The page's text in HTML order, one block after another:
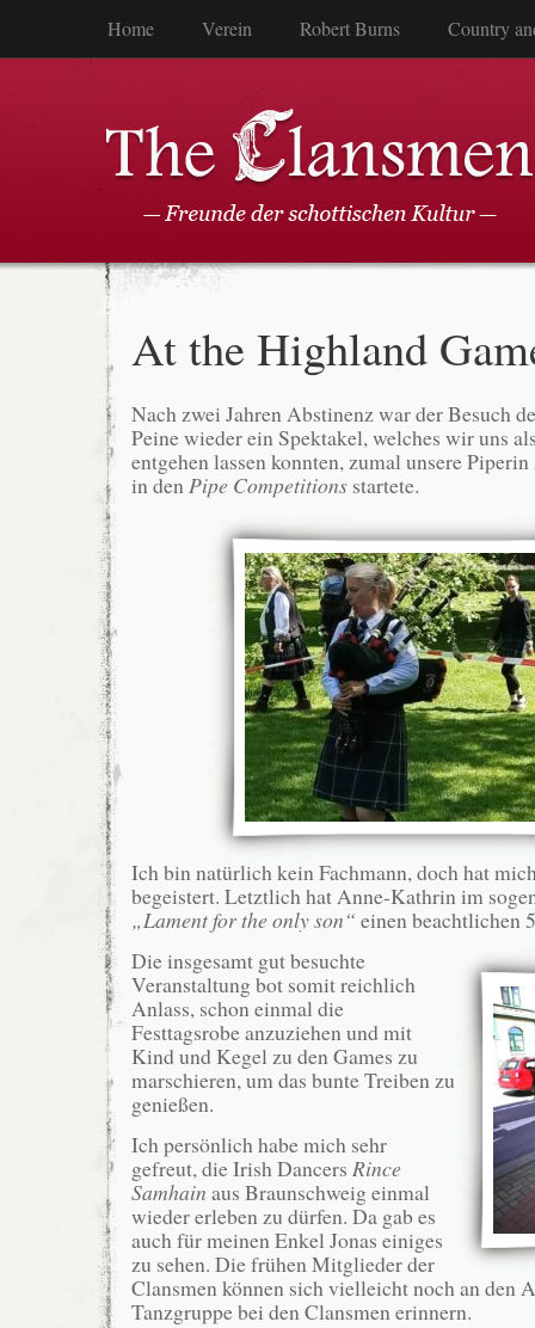
Home Verein Robert Burns Country
At the Highland
Nach zwei Jahren Abstinenz war der Besuch
Peine wieder ein Spektakel, welches wir uns
entgehen lassen konnten, zumal unsere
in denPipe Competitions startete.
Ich bin natürlich kein Fachmann, doch hat
begeistert. Letztlich hat Anne-Kathrin im
„Lament for the only son“ einen beachtlichen
Die insgesamt gut besuchte
Veranstaltung bot somit reichlich
Anlass, schon einmal die
Festtagsrobe anzuziehen und mit
Kind und Kegel zu den Games zu
marschieren, um das bunte Treiben zu
genießen.
Ich persönlich habe mich sehr
gefreut, die Irish Dancers Rince
Samhain aus Braunschweig einmal
wieder erleben zu dürfen. Da gab es
auch für meinen Enkel Jonas einiges
zu sehen. Die frühen Mitglieder der
Clansmen können sich vielleicht noch an den
Tanzgruppe bei den Clansmen erinnern.